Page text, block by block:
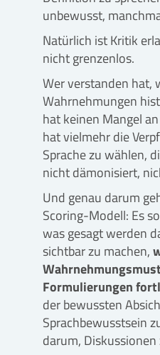
unbewusst,
Natürlich ist Kritik
nicht grenzenlos.
Wer verstanden hat,
Wahrnehmungen
hat keinen Mangel
hat vielmehr die
Sprache zu wählen,
nicht dämonisiert,
Und genau darum
Scoring-Modell: Es
was gesagt werden
sichtbar zu machen,
Formulierungen
der bewussten
Sprachbewusstsein
darum,